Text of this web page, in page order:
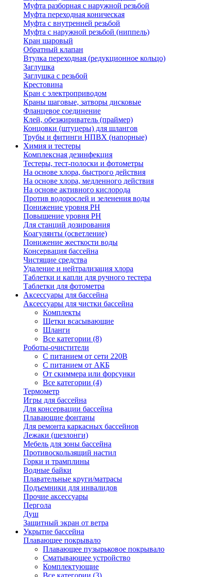
Муфта разборная с наружной резьбой
Муфта переходная коническая
Муфта с внутренней резьбой
Муфта с наружной резьбой (ниппель)
Кран шаровый
Обратный клапан
Втулка переходная (редукционное кольцо)
Заглушка
Заглушка с резьбой
Крестовина
Кран с электроприводом
Краны шаговые, затворы дисковые
Фланцевое соединение
Клей, обезжириватель (праймер)
Концовки (штуцеры) для шлангов
Трубы и фитинги НПВХ (напорные)
Химия и тестеры
Комплексная дезинфекция
Тестеры, тест-полоски и фотометры
На основе хлора, быстрого действия
На основе хлора, медленного действия
На основе активного кислорода
Против водорослей и зеленения воды
Понижение уровня РН
Повышение уровня РН
Для станций дозирования
Коагулянты (осветление)
Понижение жесткости воды
Консервация бассейна
Чистящие средства
Удаление и нейтрализация хлора
Таблетки и капли для ручного тестера
Таблетки для фотометра
Аксессуары для бассейна
Аксессуары для чистки бассейна
Комплекты
Щетки всасывающие
Шланги
Все категории (8)
Роботы-очистители
С питанием от сети 220В
С питанием от АКБ
От скиммера или форсунки
Все категории (4)
Термометр
Игры для бассейна
Для консервации бассейна
Плавающие фонтаны
Для ремонта каркасных бассейнов
Лежаки (шезлонги)
Мебель для зоны бассейна
Противоскользящий настил
Горки и трамплины
Водные байки
Плавательные круги/матрасы
Подъемники для инвалидов
Прочие аксессуары
Пергола
Душ
Защитный экран от ветра
Укрытие бассейна
Плавающее покрывало
Плавающее пузырьковое покрывало
Сматывающее устройство
Комплектующие
Все категории (3)